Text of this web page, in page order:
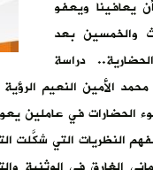
يعافينا ويعفو
والخمسين بعد
دراسة
محمد الأمين النعيم
الحضارات في عاملين
النظريات التي شكَّلت